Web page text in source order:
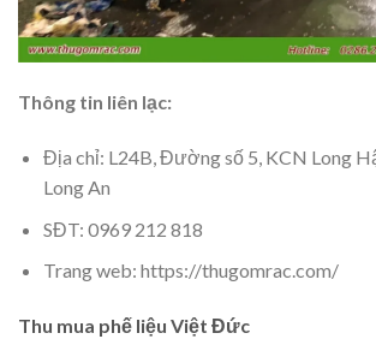
Thông tin liên lạc:
Địa chỉ: L24B, Đường số 5, KCN Long
Long An
SĐT: 0969 212 818
Trang web: https://thugomrac.com/
Thu mua phế liệu Việt Đức